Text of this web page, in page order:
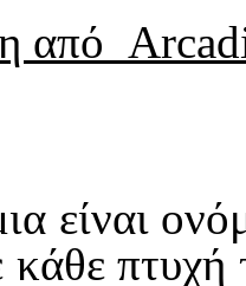
από
είναι
πτυχή